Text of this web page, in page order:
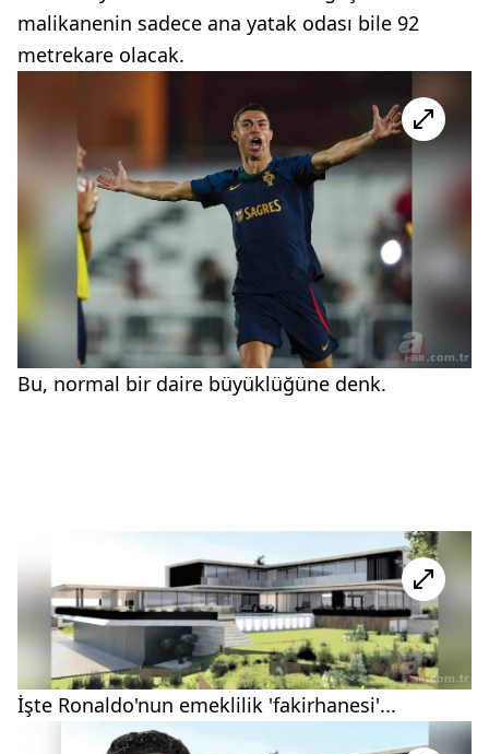
malikanenin sadece ana yatak odası bile 92
metrekare olacak.
Bu, normal bir daire büyüklüğüne denk.
İşte Ronaldo'nun emeklilik 'fakirhanesi'...